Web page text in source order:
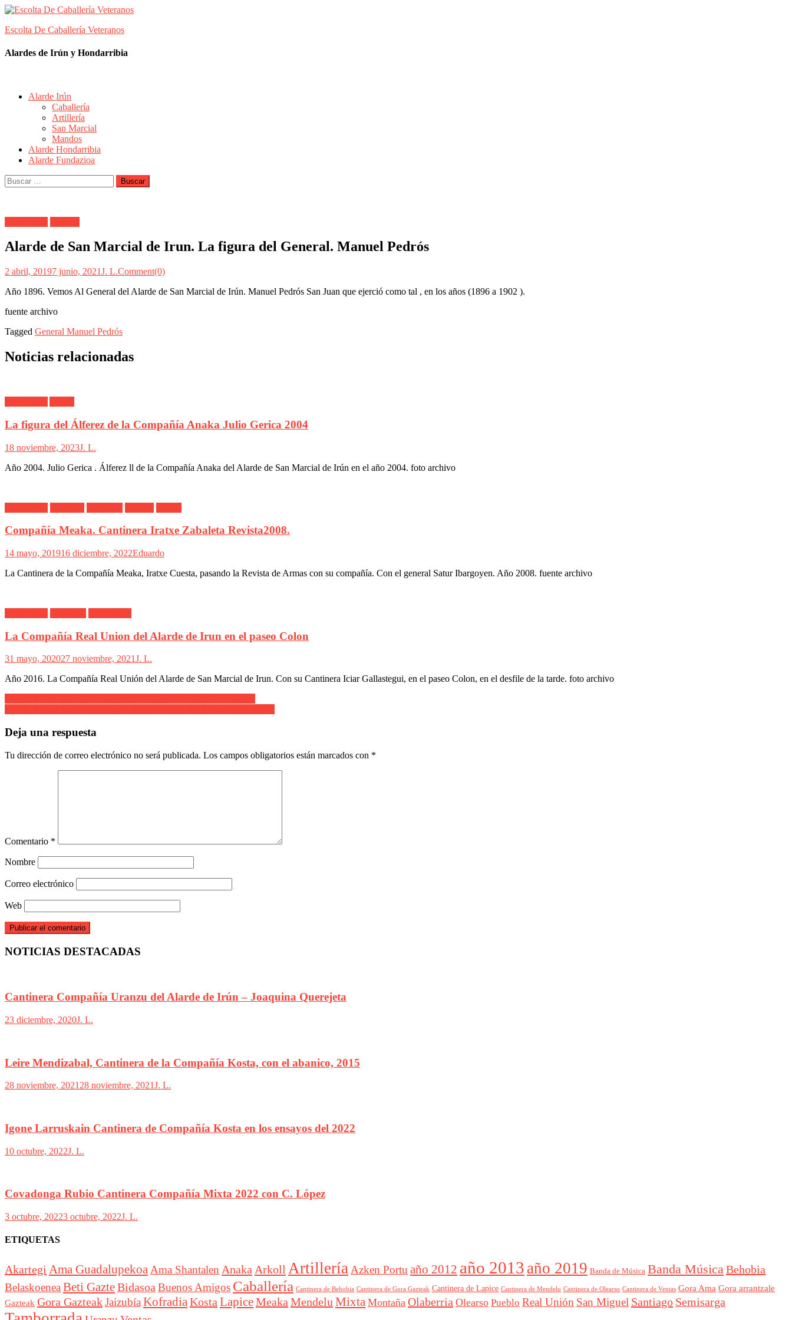
Skip
content
Escolta De Caballería Veteranos
Alardes de Irún y Hondarribia
Alarde Irún
Caballería
Artillería
San Marcial
Mandos
Alarde Hondarribia
Alarde Fundazioa
Buscar:
Alarde de San Marcial de Irun. La figura del General. Manuel Pedrós
2 abril, 20197 junio, 2021J. L.Comment(0)
Año 1896. Vemos Al General del Alarde de San Marcial de Irún. Manuel Pedrós San Juan que ejerció como tal , en los años (1896 a 1902 ).
fuente archivo
Tagged General Manuel Pedrós
Noticias relacionadas
La figura del Álferez de la Compañía Anaka Julio Gerica 2004
18 noviembre, 2023J. L.
Año 2004. Julio Gerica . Álferez ll de la Compañía Anaka del Alarde de San Marcial de Irún en el año 2004. foto archivo
Compañía Meaka. Cantinera Iratxe Zabaleta Revista2008.
14 mayo, 201916 diciembre, 2022Eduardo
La Cantinera de la Compañía Meaka, Iratxe Cuesta, pasando la Revista de Armas con su compañía. Con el general Satur Ibargoyen. Año 2008. fuente archivo
La Compañía Real Union del Alarde de Irun en el paseo Colon
31 mayo, 202027 noviembre, 2021J. L.
Año 2016. La Compañía Real Unión del Alarde de San Marcial de Irun. Con su Cantinera Iciar Gallastegui, en el paseo Colon, en el desfile de la tarde. foto archivo
Navegación
de
entradas
Deja una respuesta
Tu dirección de correo electrónico no será publicada. Los campos obligatorios están marcados con *
Comentario *
Nombre
Correo electrónico
Web
NOTICIAS DESTACADAS
Cantinera Compañía Uranzu del Alarde de Irún – Joaquina Querejeta
23 diciembre, 2020J. L.
Leire Mendizabal, Cantinera de la Compañía Kosta, con el abanico, 2015
28 noviembre, 2021 28 noviembre, 2021J. L.
Igone Larruskain Cantinera de Compañía Kosta en los ensayos del 2022
10 octubre, 2022J. L.
Covadonga Rubio Cantinera Compañía Mixta 2022 con C. López
3 octubre, 20223 octubre, 2022J. L.
ETIQUETAS
Akartegi Ama Guadalupekoa Ama Shantalen Anaka Arkoll Artillería Azken Portu año 2012 año 2013 año 2019 Banda de Música Banda Música Behobia
Belaskoenea Beti GazteBidasoa Buenos Amigos Caballería Cantinera de Behobia Cantinera de Gora Gazteak Cantinera de Lapice Cantinera de Mendelu Cantinera de Olearso Cantinera de Ventas Gora Ama Gora arrantzale
Gazteak Gora GazteakJaizubía Kofradia Kosta LapiceMeaka Mendelu Mixta Montaña Olaberria Olearso Pueblo Real Unión San Miguel Santiago Semisarga